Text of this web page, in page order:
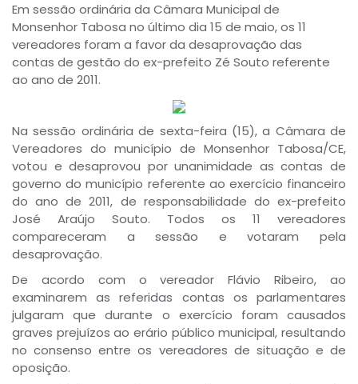
Em sessão ordinária da Câmara Municipal de
Monsenhor Tabosa no último dia 15 de maio, os 11
vereadores foram a favor da desaprovação das
contas de gestão do ex-prefeito Zé Souto referente
ao ano de 2011.
Na sessão ordinária de sexta-feira (15), a Câmara de
Vereadores do município de Monsenhor Tabosa/CE,
votou e desaprovou por unanimidade as contas de
governo do município referente ao exercício financeiro
do ano de 2011, de responsabilidade do ex-prefeito
José Araújo Souto. Todos os 11 vereadores
compareceram a sessão e votaram pela
desaprovação.
De acordo com o vereador Flávio Ribeiro, ao
examinarem as referidas contas os parlamentares
julgaram que durante o exercício foram causados
graves prejuízos ao erário público municipal, resultando
no consenso entre os vereadores de situação e de
oposição.